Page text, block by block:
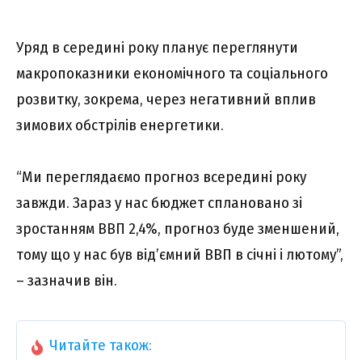
Уряд в середині року планує переглянути
макропоказники економічного та соціального
розвитку, зокрема, через негативний вплив
зимових обстрілів енергетики.
“Ми переглядаємо прогноз всередині року
завжди. Зараз у нас бюджет сплановано зі
зростанням ВВП 2,4%, прогноз буде зменшений,
тому що у нас був від’ємний ВВП в січні і лютому”,
– зазначив він.
Читайте також: